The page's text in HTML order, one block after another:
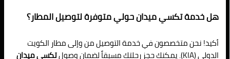
هل خدمة تكسي ميدان حولي متوفرة لتوصيل المطار؟
أكيد! نحن متخصصون في خدمة التوصيل من وإلى مطار الكويت
الدولي (KIA). يمكنك حجز رحلتك مسبقاً لضمان وصول
تكسي ميدان